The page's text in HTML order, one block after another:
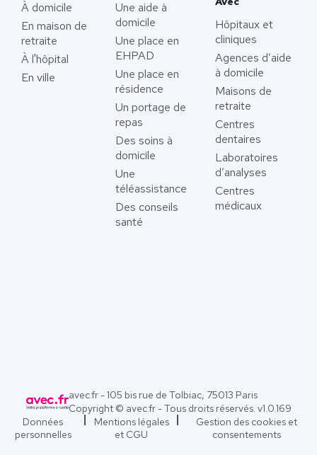
À domicile
En maison de
retraite
À l'hôpital
En ville
Une aide à
domicile
Une place en
EHPAD
Une place en
résidence
Un portage de
repas
Des soins à
domicile
Une
téléassistance
Des conseils
santé
Hôpitaux et
cliniques
Agences d’aide
à domicile
Maisons de
retraite
Centres
dentaires
Laboratoires
d’analyses
Centres
médicaux
avec.fr - 105 bis rue de Tolbiac, 75013 Paris
Copyright © avec.fr - Tous droits réservés. v1.0.169
Données
personnelles
Mentions légales
et CGU
Gestion des cookies et
consentements